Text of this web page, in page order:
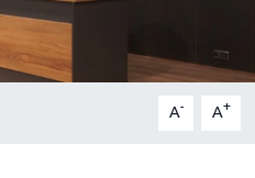
A- A+